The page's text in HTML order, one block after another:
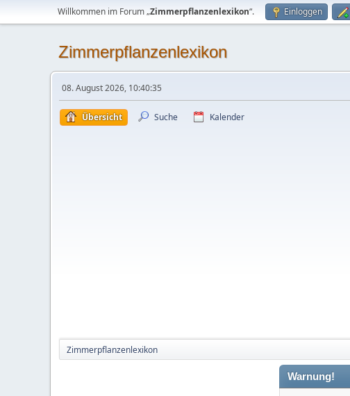
Willkommen im Forum „Zimmerpflanzenlexikon“. Einloggen
Zimmerpflanzenlexikon
08. August 2026, 10:40:35
Übersicht Suche Kalender
Zimmerpflanzenlexikon
Warnung!